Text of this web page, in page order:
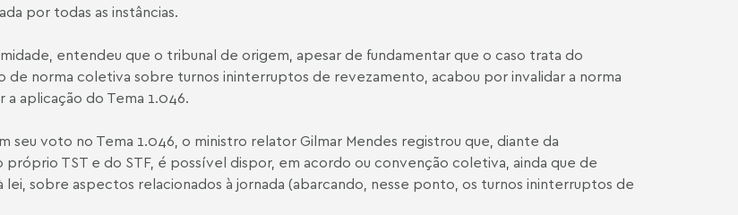
por todas as instâncias.
entendeu que o tribunal de origem, apesar de fundamentar que o caso trata do
de norma coletiva sobre turnos ininterruptos de revezamento, acabou por invalidar a norma
a aplicação do Tema 1.046.
seu voto no Tema 1.046, o ministro relator Gilmar Mendes registrou que, diante da
próprio TST e do STF, é possível dispor, em acordo ou convenção coletiva, ainda que de
lei, sobre aspectos relacionados à jornada (abarcando, nesse ponto, os turnos ininterruptos de